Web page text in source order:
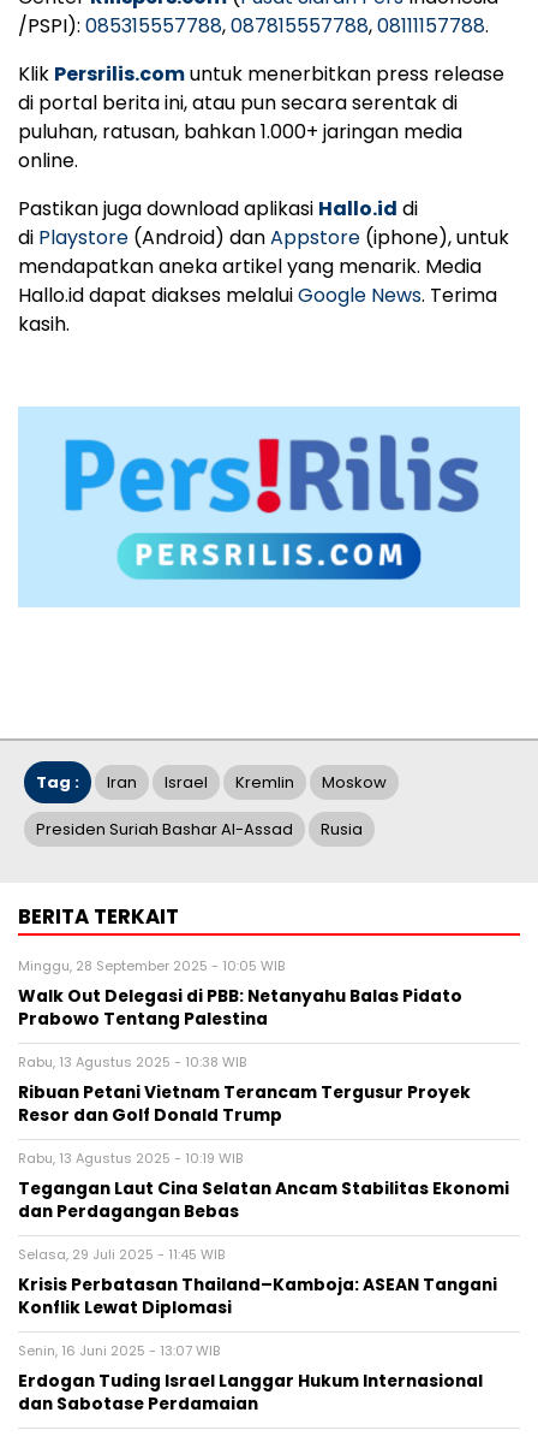
/PSPI): 085315557788,087815557788,08111157788.
Klik Persrilis.comuntuk menerbitkan press release
di portal berita ini, atau pun secara serentak di
puluhan, ratusan, bahkan 1.000+ jaringan media
online.
Pastikan juga download aplikasi Hallo.id di
di Playstore (Android) danAppstore (iphone), untuk
mendapatkan aneka artikel yang menarik. Media
Hallo.id dapat diakses melaluiGoogle News. Terima
kasih.
Tag : Iran Israel Kremlin Moskow
Presiden Suriah Bashar Al-Assad Rusia
BERITA TERKAIT
Minggu, 28 September 2025 - 10:05 WIB
Walk Out Delegasi di PBB: Netanyahu Balas Pidato
Prabowo Tentang Palestina
Rabu, 13 Agustus 2025 - 10:38 WIB
Ribuan Petani Vietnam Terancam Tergusur Proyek
Resor dan Golf Donald Trump
Rabu, 13 Agustus 2025 - 10:19 WIB
Tegangan Laut Cina Selatan Ancam Stabilitas Ekonomi
dan Perdagangan Bebas
Selasa, 29 Juli 2025 - 11:45 WIB
Krisis Perbatasan Thailand–Kamboja: ASEAN Tangani
Konflik Lewat Diplomasi
Senin, 16 Juni 2025 - 13:07 WIB
Erdogan Tuding Israel Langgar Hukum Internasional
dan Sabotase Perdamaian